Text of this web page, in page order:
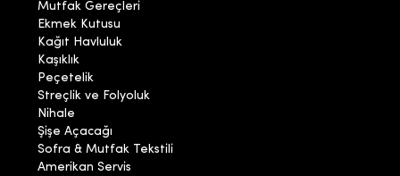
Mutfak Gereçleri
Ekmek Kutusu
Kağıt Havluluk
Kaşıklık
Peçetelik
Streçlik ve Folyoluk
Nihale
Şişe Açacağı
Sofra & Mutfak Tekstili
Amerikan Servis